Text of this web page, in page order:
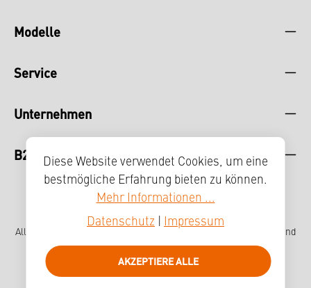
Modelle
Service
Unternehmen
B2B
Alle Preise inkl. gesetzl. Mehrwertsteuer zzgl.
und
ggf. Nachnahmegebühren, wenn nicht anders angegeben.
Diese Website verwendet Cookies, um eine
bestmögliche Erfahrung bieten zu können.
Mehr Informationen ...
Datenschutz
Impressum
AKZEPTIERE ALLE